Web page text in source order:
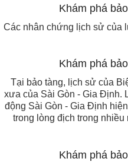
Các nhân chứng lịch sử của
Tại bảo tàng, lịch sử của
xưa của Sài Gòn - Gia Định.
động Sài Gòn - Gia Định
trong lòng địch trong